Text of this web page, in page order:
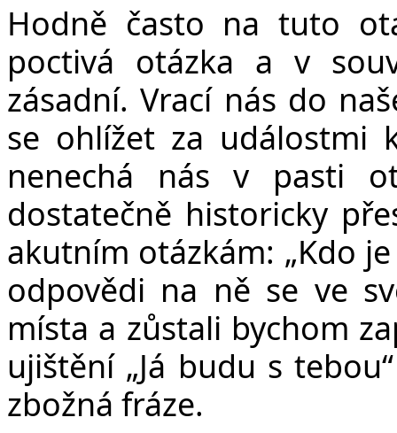
Hodně často na tuto
poctivá otázka a v
zásadní. Vrací nás do
se ohlížet za událostmi
nenechá nás v pasti
dostatečně historicky
akutním otázkám: „Kdo
odpovědi na ně se ve
místa a zůstali bychom
ujištění „Já budu s
zbožná fráze.